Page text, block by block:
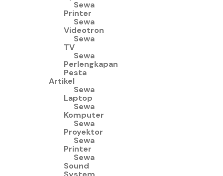
Sewa
Printer
Sewa
Videotron
Sewa
TV
Sewa
Perlengkapan
Pesta
Artikel
Sewa
Laptop
Sewa
Komputer
Sewa
Proyektor
Sewa
Printer
Sewa
Sound